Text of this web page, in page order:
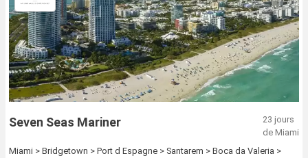
Seven Seas Mariner
23 jours
de Miami
Miami > Bridgetown > Port d Espagne > Santarem > Boca da Valeria >